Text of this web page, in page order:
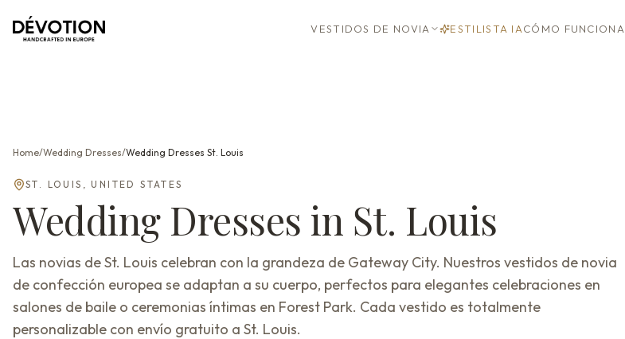
VESTIDOS DE NOVIA ESTILISTA IACÓMO FUNCIONA
Home/Wedding Dresses/Wedding Dresses St. Louis
ST. LOUIS ,UNITED STATES
Wedding Dresses in St. Louis
Las novias de St. Louis celebran con la grandeza de Gateway City. Nuestros vestidos de novia
de confección europea se adaptan a su cuerpo, perfectos para elegantes celebraciones en
salones de baile o ceremonias íntimas en Forest Park. Cada vestido es totalmente
personalizable con envío gratuito a St. Louis.